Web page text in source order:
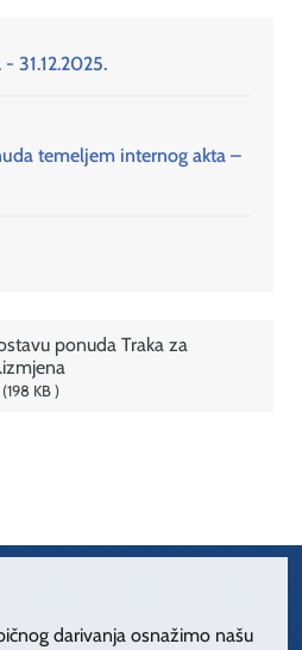
31.12.2025.
temeljem internog akta –
ponuda Traka za
198 KB
darivanja osnažimo našu